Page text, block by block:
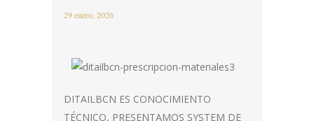
29 enero, 2026
DITAILBCN ES CONOCIMIENTO
TÉCNICO, PRESENTAMOS SYSTEM DE